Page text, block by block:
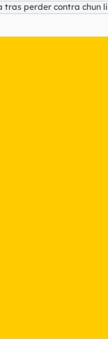
tras perder contra chun li